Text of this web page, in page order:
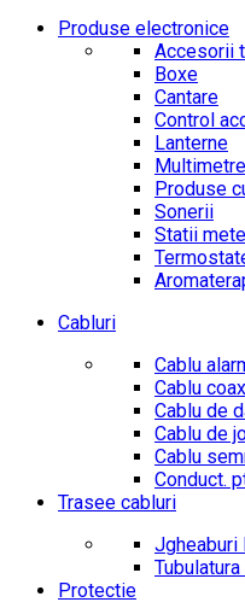
Produse electronice
Accesorii
Boxe
Cantare
Control
Lanterne
Produse
Sonerii
Statii
Cabluri
Cablu
Cablu
Cablu de
Cablu de
Cablu
Conduct.
Trasee cabluri
Jgheaburi
Protectie